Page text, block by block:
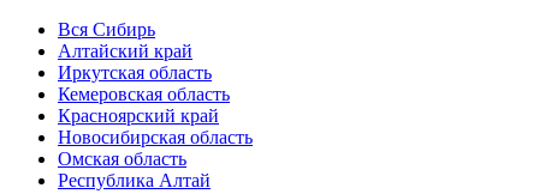
Вся Сибирь
Алтайский край
Иркутская область
Кемеровская область
Красноярский край
Новосибирская область
Омская область
Республика Алтай